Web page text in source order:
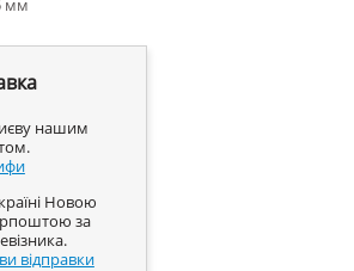
мм
нашим
Новою
за
відправки